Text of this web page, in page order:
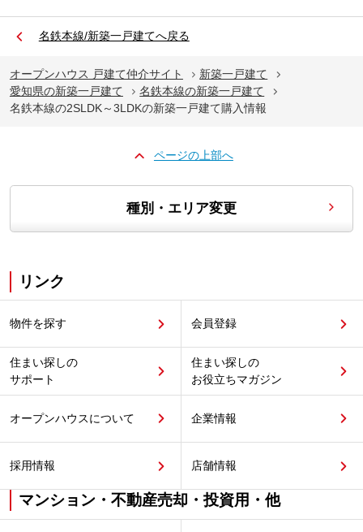
名鉄本線/新築一戸建てへ戻る
オープンハウス 戸建て仲介サイト
新築一戸建て
愛知県の新築一戸建て
名鉄本線の新築一戸建て
名鉄本線の2SLDK～3LDKの新築一戸建て購入情報
ページの上部へ
種別・エリア変更
リンク
物件を探す 会員登録
住まい探しの
サポート
住まい探しの
お役立ちマガジン
オープンハウスについて 企業情報
採用情報 店舗情報
マンション・不動産売却・投資用・他